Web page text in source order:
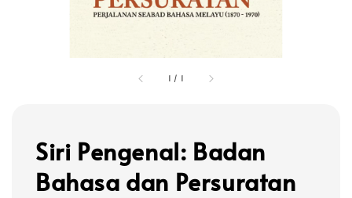
1 / 1
Siri Pengenal: Badan
Bahasa dan Persuratan